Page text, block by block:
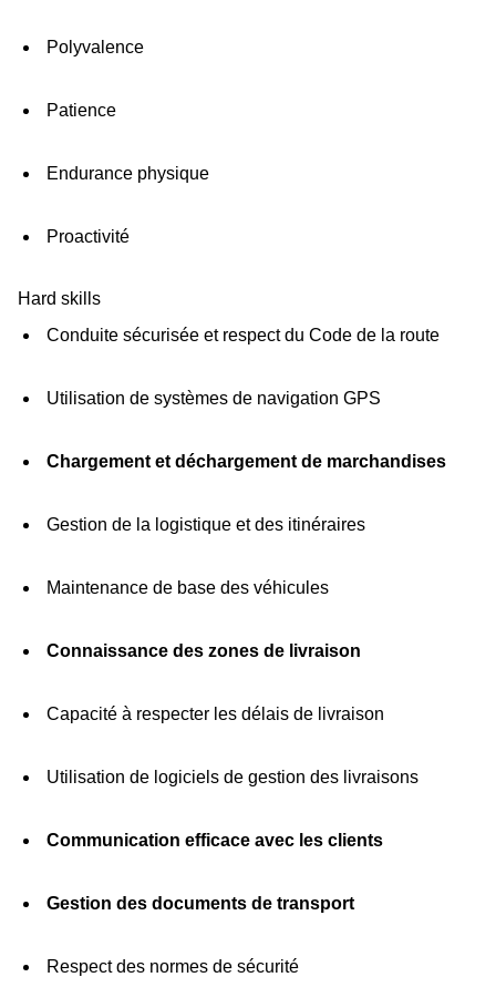
Polyvalence
Patience
Endurance physique
Proactivité
Hard skills
Conduite sécurisée et respect du Code de la route
Utilisation de systèmes de navigation GPS
Chargement et déchargement de marchandises
Gestion de la logistique et des itinéraires
Maintenance de base des véhicules
Connaissance des zones de livraison
Capacité à respecter les délais de livraison
Utilisation de logiciels de gestion des livraisons
Communication efficace avec les clients
Gestion des documents de transport
Respect des normes de sécurité